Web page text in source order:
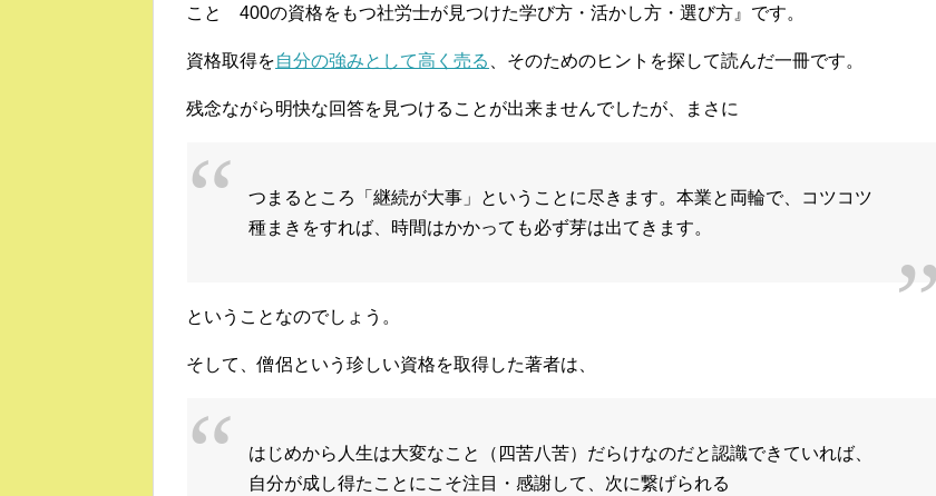
こと 400の資格をもつ社労士が見つけた学び方・活かし方・選び方』です。
資格取得を自分の強みとして高く売る 、そのためのヒントを探して読んだ一冊です。
残念ながら明快な回答を見つけることが出来ませんでしたが、まさに
つまるところ「継続が大事」ということに尽きます。本業と両輪で、コツコツ
種まきをすれば、時間はかかっても必ず芽は出てきます。
ということなのでしょう。
そして、僧侶という珍しい資格を取得した著者は、
はじめから人生は大変なこと（四苦八苦）だらけなのだと認識できていれば、
自分が成し得たことにこそ注目・感謝して、次に繋げられる